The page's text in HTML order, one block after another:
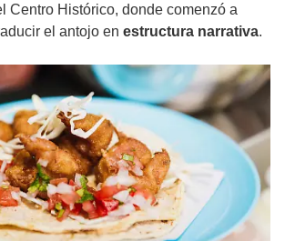
Centro Histórico, donde comenzó a
el antojo en estructura narrativa.